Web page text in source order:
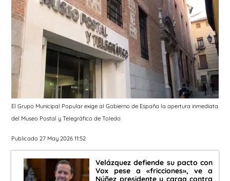
El Grupo Municipal Popular exige al Gobierno de España la apertura inmediata
del Museo Postal y Telegráfico de Toledo
Publicado 27 May 2026 11:52
Velázquez defiende su pacto con
Vox pese a «fricciones», ve a
Núñez presidente y carga contra